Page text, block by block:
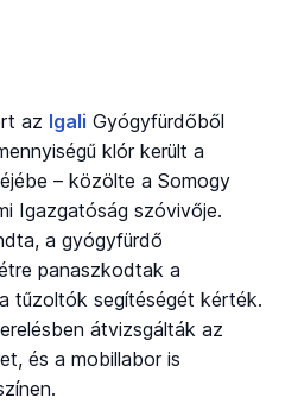
az Igali Gyógyfürdőből
klór került a
– közölte a Somogy
Igazgatóság szóvivője.
a gyógyfürdő
panaszkodtak a
tűzoltók segítéségét kérték.
átvizsgálták az
és a mobillabor is